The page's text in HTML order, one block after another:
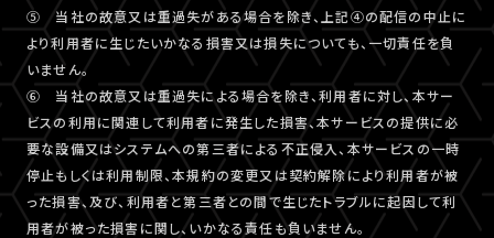
⑤ 当社の故意又は重過失がある場合を除き、上記④の配信の中止に
より利用者に生じたいかなる損害又は損失についても、一切責任を負
いません。
⑥ 当社の故意又は重過失による場合を除き、利用者に対し、本サー
ビスの利用に関連して利用者に発生した損害、本サービスの提供に必
要な設備又はシステムへの第三者による不正侵入、本サービスの一時
停止もしくは利用制限、本規約の変更又は契約解除により利用者が被
った損害、及び、利用者と第三者との間で生じたトラブルに起因して利
用者が被った損害に関し、いかなる責任も負いません。